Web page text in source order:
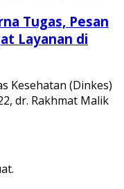
Tugas, Pesan
Layanan di
Kesehatan (Dinkes)
dr. Rakhmat Malik